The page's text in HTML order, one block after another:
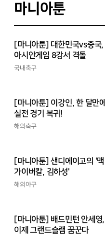
마니아툰
[마니아툰] 대한민국vs중국,
아시안게임 8강서 격돌
국내축구
[마니아툰] 이강인, 한 달만에
실전 경기 복귀!
해외축구
[마니아툰] 샌디에이고의 '맥
가이버칼, 김하성'
해외야구
[마니아툰] 배드민턴 안세영,
이제 그랜드슬램 꿈꾼다